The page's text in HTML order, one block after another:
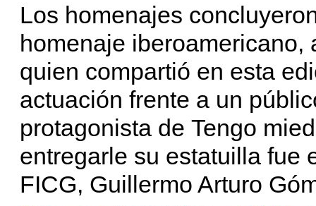
Los homenajes
homenaje iberoamericano,
quien compartió en esta
actuación frente a un
protagonista de Tengo
entregarle su estatuilla fue
FICG, Guillermo Arturo